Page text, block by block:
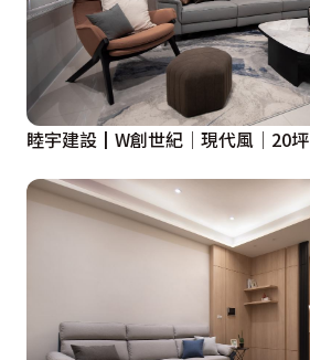
睦宇建設┃W創世紀│現代風│20坪